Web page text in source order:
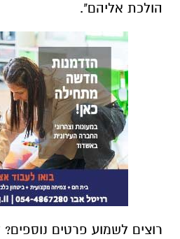
הולכת אליהם".
רוצים לשמוע פרטים